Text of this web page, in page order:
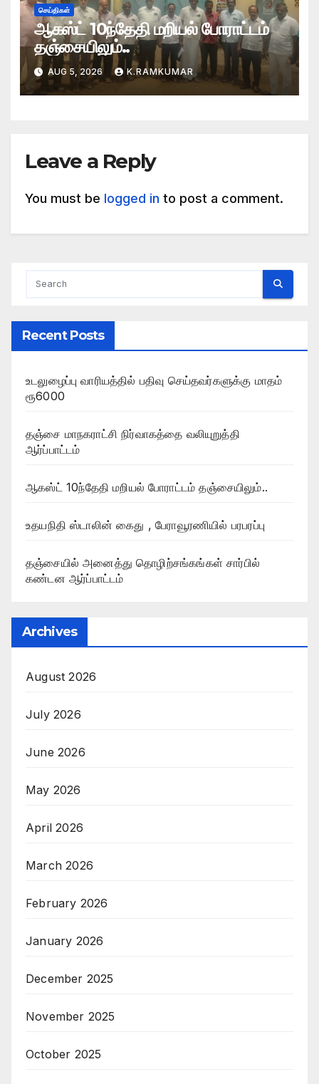
செய்திகள்
ஆகஸ்ட் 10ந்தேதி மறியல் போராட்டம்
தஞ்சையிலும்..
AUG 5, 2026 K.RAMKUMAR
Leave a Reply
You must be logged in to post a comment.
Recent Posts
உடலுழைப்பு வாரியத்தில் பதிவு செய்தவர்களுக்கு மாதம்
ரூ6000
தஞ்சை மாநகராட்சி நிர்வாகத்தை வலியுறுத்தி
ஆர்ப்பாட்டம்
ஆகஸ்ட் 10ந்தேதி மறியல் போராட்டம் தஞ்சையிலும்..
உதயநிதி ஸ்டாலின் கைது , பேராவூரணியில் பரபரப்பு
தஞ்சையில் அனைத்து தொழிற்சங்கங்கள் சார்பில்
கண்டன ஆர்ப்பாட்டம்
Archives
August 2026
July 2026
June 2026
May 2026
April 2026
March 2026
February 2026
January 2026
December 2025
November 2025
October 2025